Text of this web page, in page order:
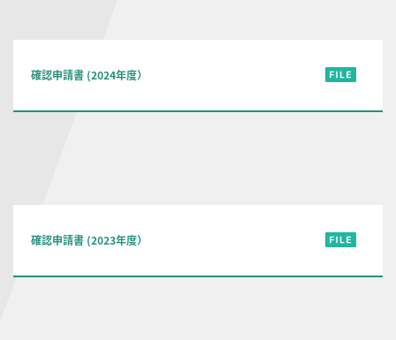
確認申請書 (2024年度）
確認申請書 (2023年度）